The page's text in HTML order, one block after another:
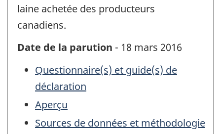
laine achetée des producteurs
canadiens.
Date de la parution - 18 mars 2016
Questionnaire(s) et guide(s) de
déclaration
Aperçu
Sources de données et méthodologie